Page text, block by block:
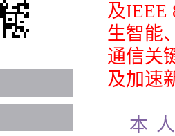
及IEEE
生智能
通信关
及加速
本